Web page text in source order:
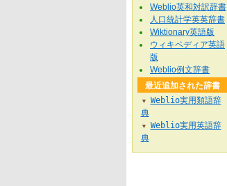
Weblio英和対訳辞書
人口統計学英英辞書
Wiktionary英語版
ウィキペディア英語
版
Weblio例文辞書
最近追加された辞書
▼
Weblio実用類語辞
典
▼
Weblio実用英語辞
典